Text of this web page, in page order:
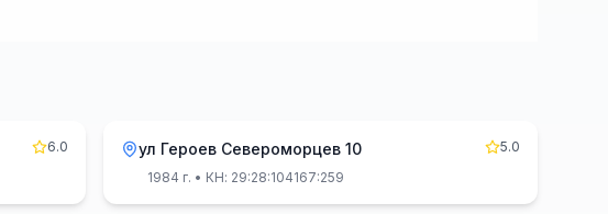
6.0
ул Героев Североморцев 10
5.0
1984 г. • КН: 29:28:104167:259